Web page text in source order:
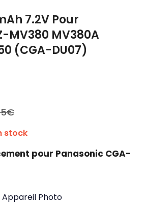
7.2V Pour
MV380 MV380A
(CGA-DU07)
stock
pour Panasonic CGA-
Photo